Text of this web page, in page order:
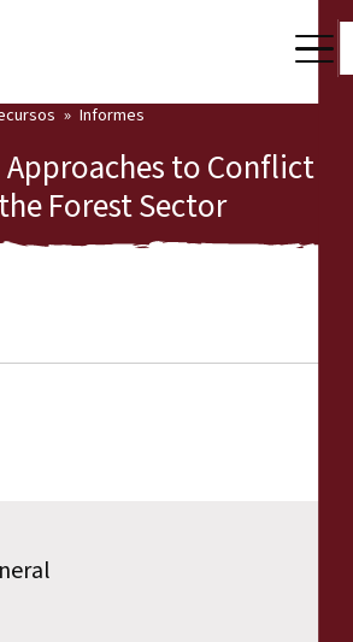
recursos
Informes
to Conflict
Forest Sector